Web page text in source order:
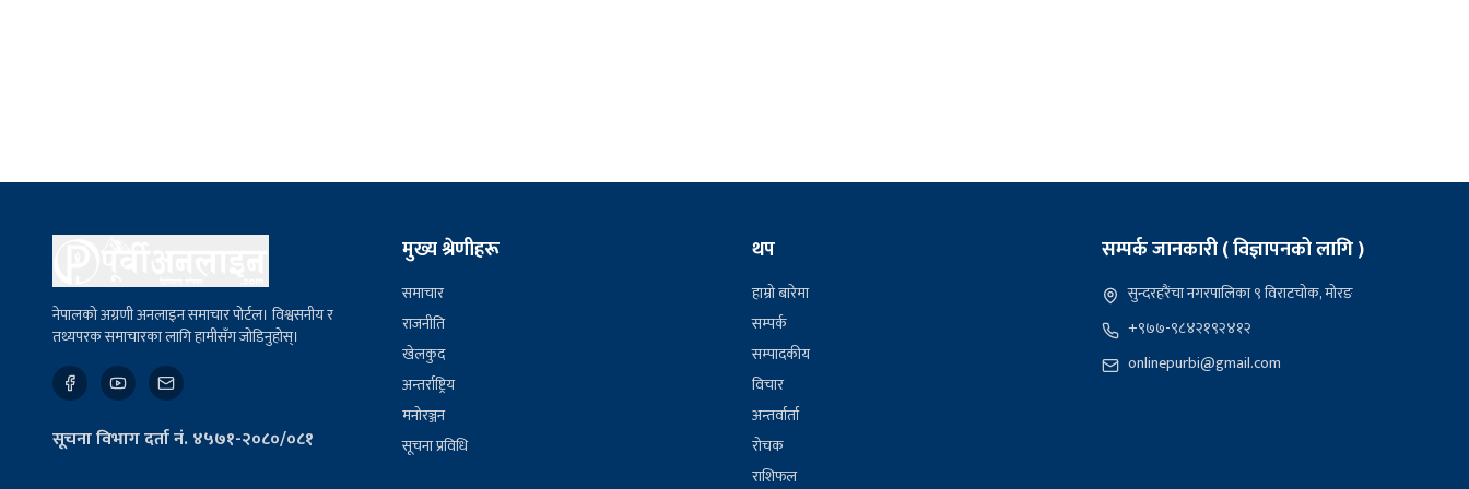
नेपालको अग्रणी अनलाइन समाचार पोर्टल। विश्वसनीय र
तथ्यपरक समाचारका लागि हामीसँग जोडिनुहोस्।
सूचना विभाग दर्ता नं. ४५७१-२०८०/०८१
मुख्य श्रेणीहरू
समाचार
राजनीति
खेलकुद
अन्तर्राष्ट्रिय
मनोरञ्जन
सूचना प्रविधि
थप
हाम्रो बारेमा
सम्पर्क
सम्पादकीय
विचार
अन्तर्वार्ता
रोचक
राशिफल
सम्पर्क जानकारी ( विज्ञापनको लागि )
सुन्दरहरैंचा नगरपालिका ९ विराटचोक, मोरङ
+९७७-९८४२१९२४१२
onlinepurbi@gmail.com